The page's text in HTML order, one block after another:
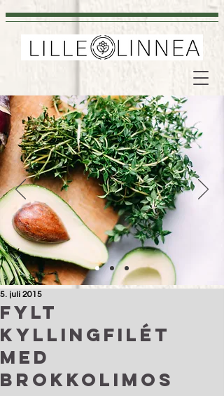
Fylt
kyllingfilét
med
brokkolimos
5. juli 2015